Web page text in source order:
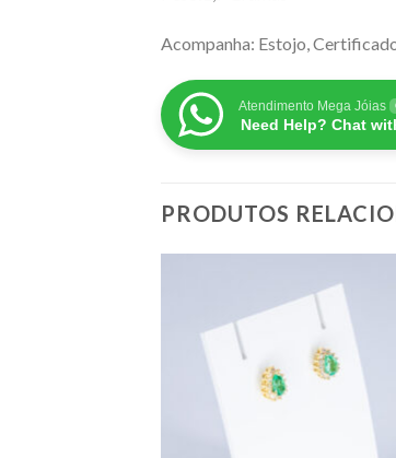
Acompanha: Estojo,
Atendimento Mega Jóias
Need Help? Chat
PRODUTOS